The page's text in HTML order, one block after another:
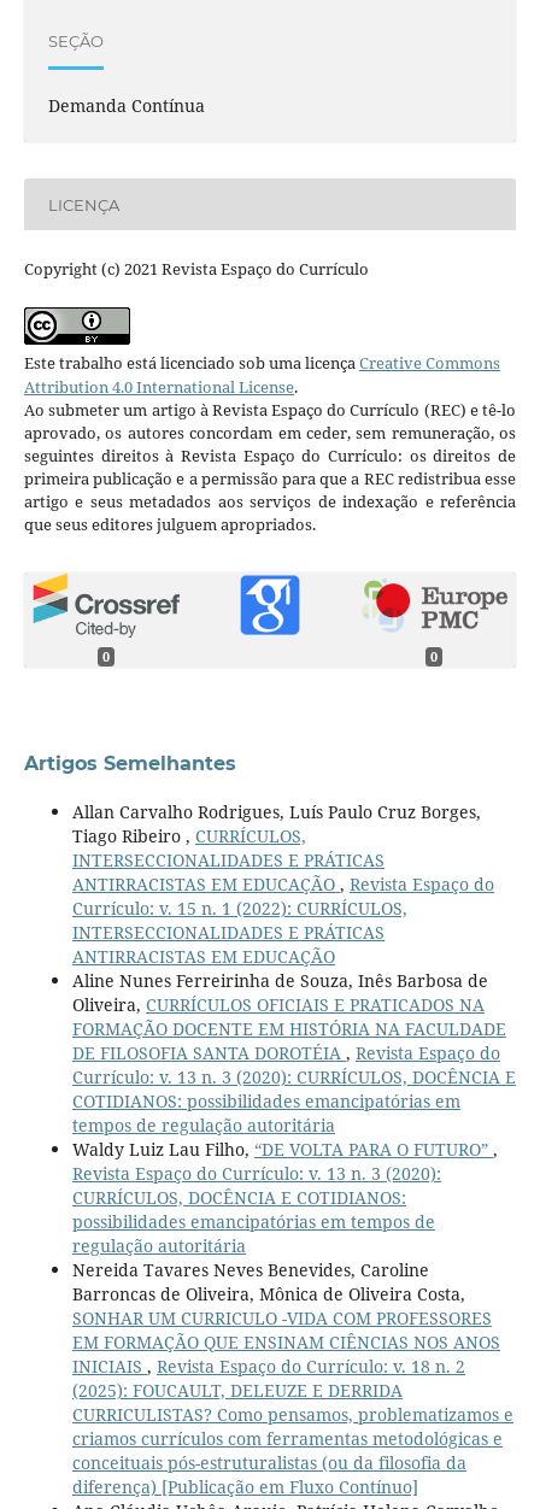
SEÇÃO
Demanda Contínua
LICENÇA
Copyright (c) 2021 Revista Espaço do Currículo
Este trabalho está licenciado sob uma licençaCreative Commons
Attribution 4.0 International License.
Ao submeter um artigo à Revista Espaço do Currículo (REC) e tê-lo
aprovado, os autores concordam em ceder, sem remuneração, os
seguintes direitos à Revista Espaço do Currículo: os direitos de
primeira publicação e a permissão para que a REC redistribua esse
artigo e seus metadados aos serviços de indexação e referência
que seus editores julguem apropriados.
0 0
Artigos Semelhantes
Allan Carvalho Rodrigues, Luís Paulo Cruz Borges,
Tiago Ribeiro , CURRÍCULOS,
INTERSECCIONALIDADES E PRÁTICAS
ANTIRRACISTAS EM EDUCAÇÃO , Revista Espaço do
Currículo: v. 15 n. 1 (2022): CURRÍCULOS,
INTERSECCIONALIDADES E PRÁTICAS
ANTIRRACISTAS EM EDUCAÇÃO
Aline Nunes Ferreirinha de Souza, Inês Barbosa de
Oliveira, CURRÍCULOS OFICIAIS E PRATICADOS NA
FORMAÇÃO DOCENTE EM HISTÓRIA NA FACULDADE
DE FILOSOFIA SANTA DOROTÉIA , Revista Espaço do
Currículo: v. 13 n. 3 (2020): CURRÍCULOS, DOCÊNCIA E
COTIDIANOS: possibilidades emancipatórias em
tempos de regulação autoritária
Waldy Luiz Lau Filho, “DE VOLTA PARA O FUTURO” ,
Revista Espaço do Currículo: v. 13 n. 3 (2020):
CURRÍCULOS, DOCÊNCIA E COTIDIANOS:
possibilidades emancipatórias em tempos de
regulação autoritária
Nereida Tavares Neves Benevides, Caroline
Barroncas de Oliveira, Mônica de Oliveira Costa,
SONHAR UM CURRICULO -VIDA COM PROFESSORES
EM FORMAÇÃO QUE ENSINAM CIÊNCIAS NOS ANOS
INICIAIS , Revista Espaço do Currículo: v. 18 n. 2
(2025): FOUCAULT, DELEUZE E DERRIDA
CURRICULISTAS? Como pensamos, problematizamos e
criamos currículos com ferramentas metodológicas e
conceituais pós-estruturalistas (ou da filosofia da
diferença) [Publicação em Fluxo Contínuo]